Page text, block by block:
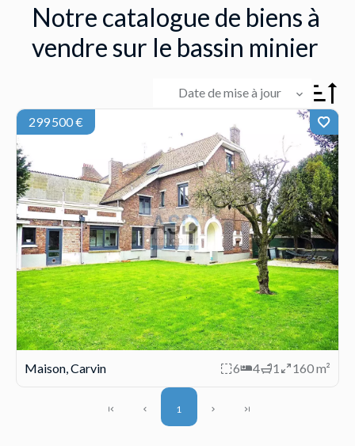
Notre catalogue de biens à
vendre sur le bassin minier
Date de mise à jour
Maison, Carvin
299 500 €
6 4 1 160 m²
1